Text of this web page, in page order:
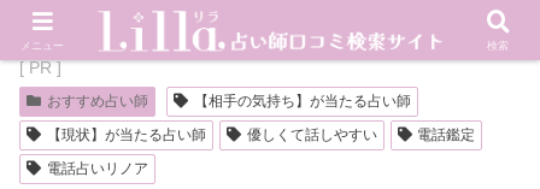
[ PR ]
おすすめ占い師
【相手の気持ち】が当たる占い師
【現状】が当たる占い師
優しくて話しやすい
電話鑑定
電話占いリノア
メニュー 検索